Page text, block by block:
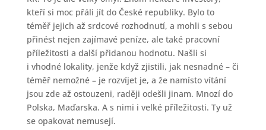
kteří si moc přáli jít do České republiky. Bylo to
téměř jejich až srdcové rozhodnutí, a mohli s sebou
přinést nejen zajímavé peníze, ale také pracovní
příležitosti a další přidanou hodnotu. Našli si
i vhodné lokality, jenže když zjistili, jak nesnadné – či
téměř nemožné – je rozvíjet je, a že namísto vítání
jsou zde až ostouzeni, raději odešli jinam. Mnozí do
Polska, Maďarska. A s nimi i velké příležitosti. Ty už
se opakovat nemusejí.